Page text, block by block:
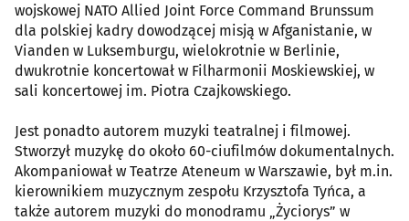
wojskowej NATO Allied Joint Force Command Brunssum
dla polskiej kadry dowodzącej misją w Afganistanie, w
Vianden w Luksemburgu, wielokrotnie w Berlinie,
dwukrotnie koncertował w Filharmonii Moskiewskiej, w
sali koncertowej im. Piotra Czajkowskiego.
Jest ponadto autorem muzyki teatralnej i filmowej.
Stworzył muzykę do około 60-ciufilmów dokumentalnych.
Akompaniował w Teatrze Ateneum w Warszawie, był m.in.
kierownikiem muzycznym zespołu Krzysztofa Tyńca, a
także autorem muzyki do monodramu „Życiorys” w